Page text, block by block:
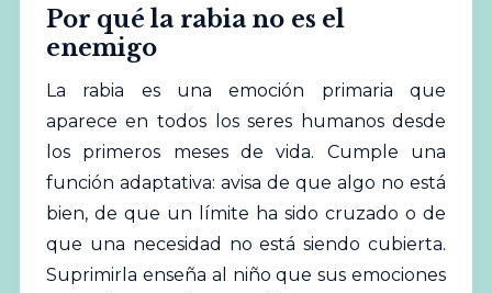
Por qué la rabia no es el
enemigo
La rabia es una emoción primaria que
aparece en todos los seres humanos desde
los primeros meses de vida. Cumple una
función adaptativa: avisa de que algo no está
bien, de que un límite ha sido cruzado o de
que una necesidad no está siendo cubierta.
Suprimirla enseña al niño que sus emociones